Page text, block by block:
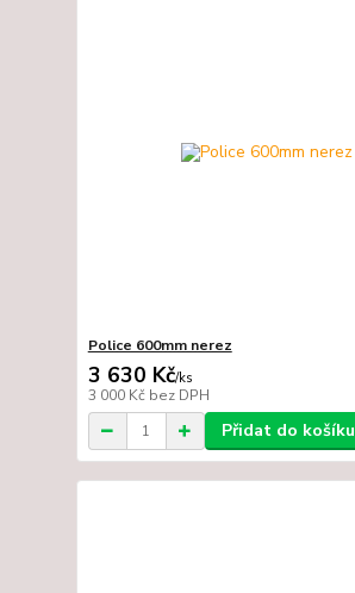
Police 600mm nerez
3 630 Kč/ks
3 000 Kč bez DPH
Přidat do košíku